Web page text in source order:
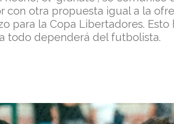
con otra propuesta igual a la
para la Copa Libertadores. Esto
todo dependerá del futbolista.